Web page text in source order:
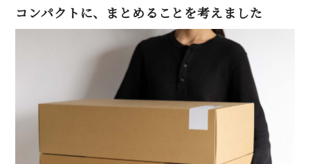
コンパクトに、まとめることを考えました